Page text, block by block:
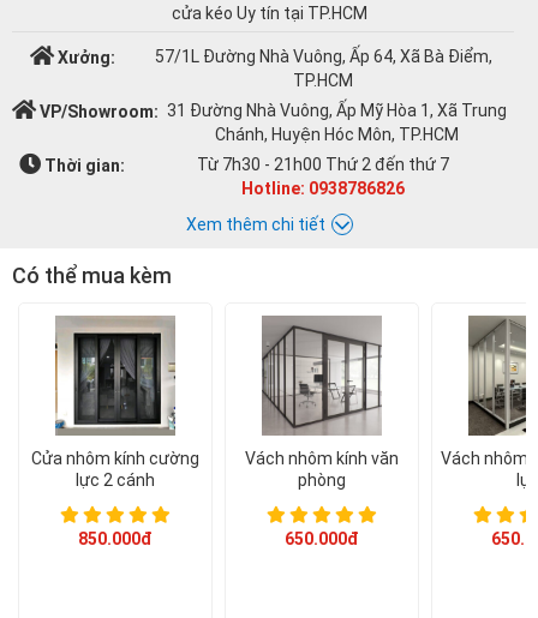
cửa kéo Uy tín tại TP.HCM
Xưởng:
57/1L Đường Nhà Vuông, Ấp 64, Xã Bà Điểm,
TP.HCM
VP/Showroom: 31 Đường Nhà Vuông, Ấp Mỹ Hòa 1, Xã Trung
Chánh, Huyện Hóc Môn, TP.HCM
Thời gian:
Từ 7h30 - 21h00 Thứ 2 đến thứ 7
Hotline: 0938786826
Xem thêm chi tiết
Chat với Á CHÂU:
Á CHÂU
0938786826
Email:cuacuonachau@gmail.com
Có thể mua kèm
Cửa nhôm kính cường
lực 2 cánh
850.000đ
Vách nhôm kính văn
phòng
650.000đ
Vách nhôm